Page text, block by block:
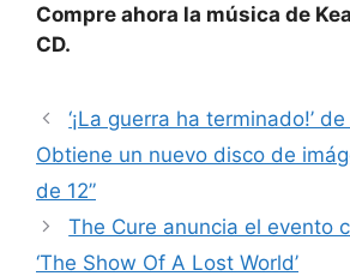
Compre ahora la música de
CD.
‘¡La guerra ha terminado!’
Obtiene un nuevo disco de
de 12”
The Cure anuncia el evento
‘The Show Of A Lost World’